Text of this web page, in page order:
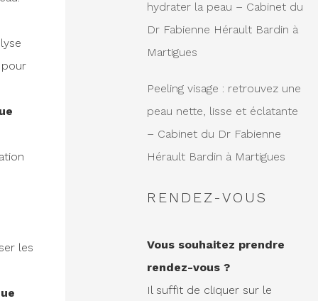
pour
les
hydrater la peau – Cabinet du
Dr Fabienne Hérault Bardin à
Martigues
Peeling visage : retrouvez une
peau nette, lisse et éclatante
– Cabinet du Dr Fabienne
Hérault Bardin à Martigues
RENDEZ-VOUS
Vous souhaitez prendre
rendez-vous ?
Il suffit de cliquer sur le